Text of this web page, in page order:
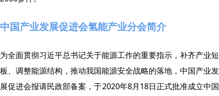
中国产业发展促进会氢能产业分会简介
为全面贯彻习近平总书记关于能源工作的重要指示，补齐产业短
板、调整能源结构，推动我国能源安全战略的落地，中国产业发
展促进会报请民政部备案，于2020年8月18日正式批准成立中国